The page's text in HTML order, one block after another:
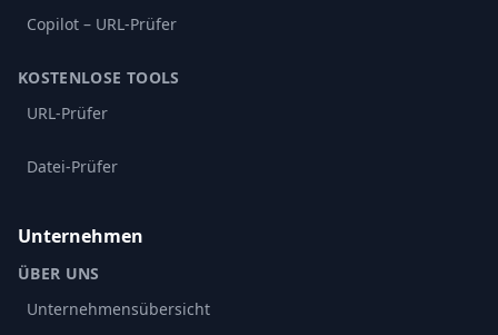
Copilot – URL-Prüfer
KOSTENLOSE TOOLS
URL-Prüfer
Datei-Prüfer
Unternehmen
ÜBER UNS
Unternehmensübersicht